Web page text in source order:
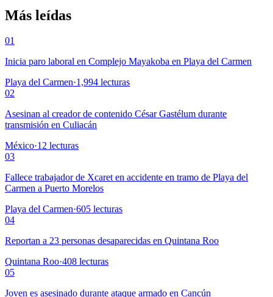
Más leídas
01
Inicia paro laboral en Complejo Mayakoba en Playa del Carmen
Playa del Carmen·1,994 lecturas
02
Asesinan al creador de contenido César Gastélum durante
transmisión en Culiacán
México·12 lecturas
03
Fallece trabajador de Xcaret en accidente en tramo de Playa del
Carmen a Puerto Morelos
Playa del Carmen·605 lecturas
04
Reportan a 23 personas desaparecidas en Quintana Roo
Quintana Roo·408 lecturas
05
Joven es asesinado durante ataque armado en Cancún